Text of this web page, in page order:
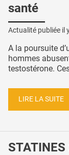
santé
Actualité publiée il
A la poursuite
hommes
testostérone.
LIRE LA SUITE